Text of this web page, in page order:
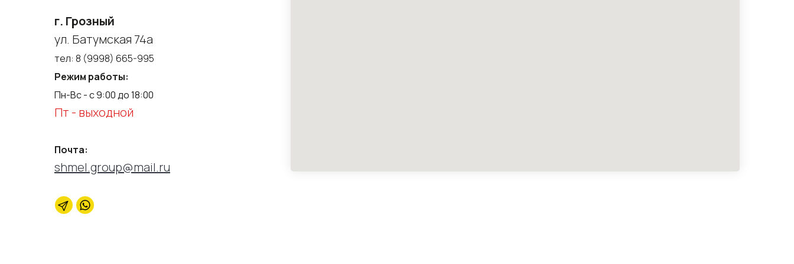
г. Грозный
ул. Батумская 74а
тел: 8 (9998) 665-995
Режим работы:
Пн-Вс - с 9:00 до 18:00
Пт - выходной
Почта:
shmel.group@mail.ru